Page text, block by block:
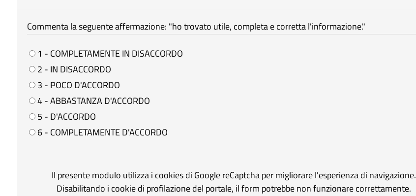
Commenta la seguente affermazione: "ho trovato utile, completa e corretta l'informazione."
1 - COMPLETAMENTE IN DISACCORDO
2 - IN DISACCORDO
3 - POCO D'ACCORDO
4 - ABBASTANZA D'ACCORDO
5 - D'ACCORDO
6 - COMPLETAMENTE D'ACCORDO
Il presente modulo utilizza i cookies di Google reCaptcha per migliorare l'esperienza di navigazione.
Disabilitando i cookie di profilazione del portale, il form potrebbe non funzionare correttamente.